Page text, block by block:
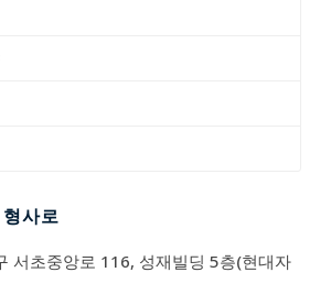
사로
서초중앙로 116, 성재빌딩 5층(현대자